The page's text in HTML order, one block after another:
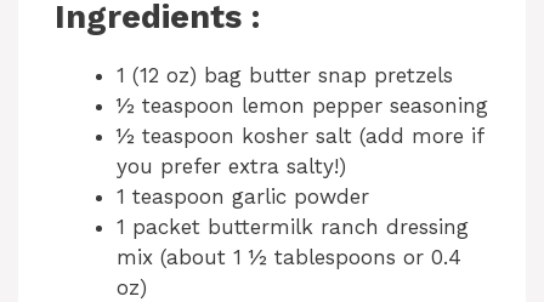
Ingredients :
1 (12 oz) bag butter snap pretzels
½ teaspoon lemon pepper seasoning
½ teaspoon kosher salt (add more if
you prefer extra salty!)
1 teaspoon garlic powder
1 packet buttermilk ranch dressing
mix (about 1 ½ tablespoons or 0.4
oz)